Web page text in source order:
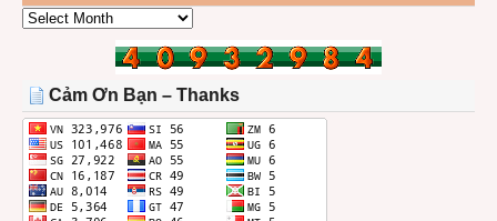
CÁC
THÁNG
Cảm Ơn Bạn – Thanks